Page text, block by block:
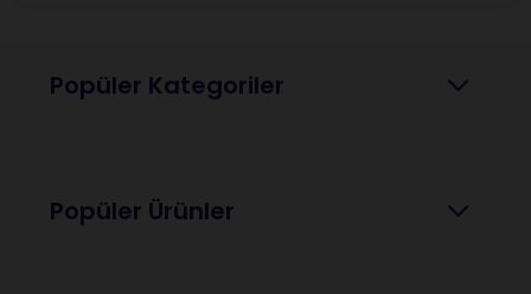
Popüler Kategoriler
Popüler Ürünler